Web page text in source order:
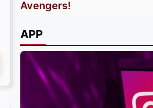
Avengers!
APP